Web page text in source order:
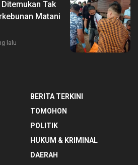
Tak
Matani
lalu
BERITA TERKINI
TOMOHON
POLITIK
HUKUM & KRIMINAL
DAERAH